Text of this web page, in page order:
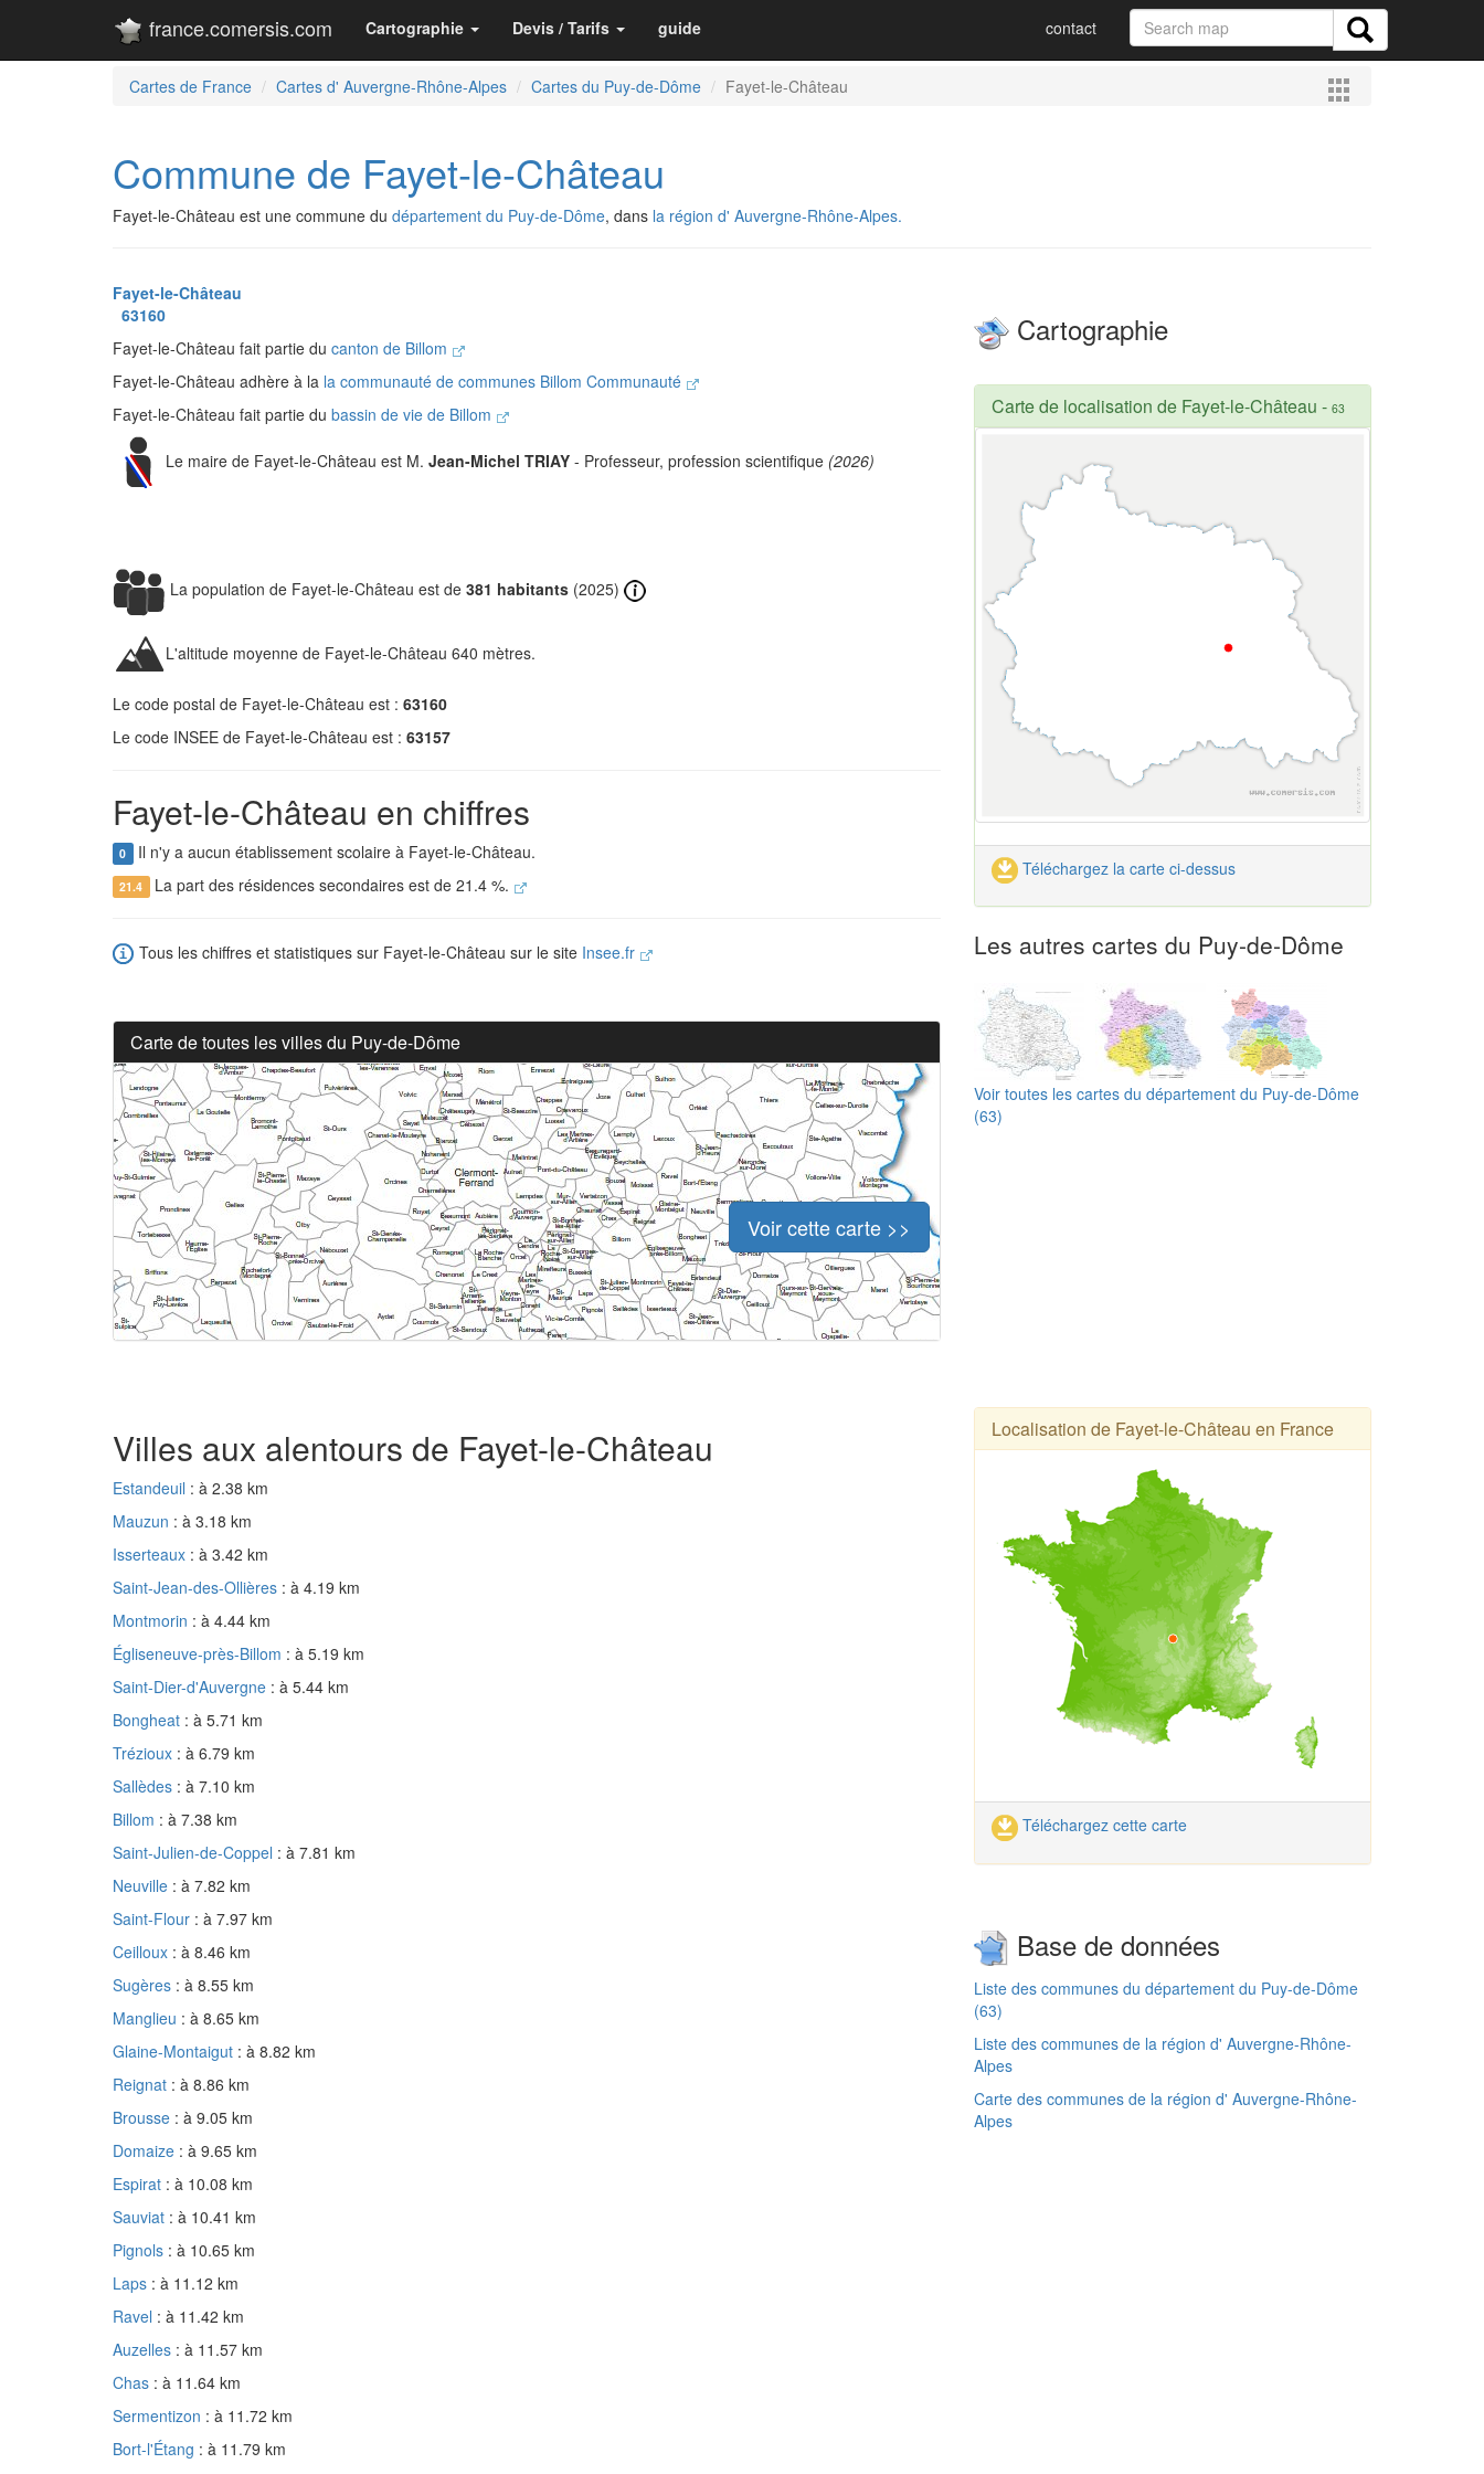
france.comersis.com Cartographie Devis / Tarifs guide contact
Cartes de France Cartes d' Auvergne-Rhône-Alpes Cartes du Puy-de-Dôme Fayet-le-Château
Commune de Fayet-le-Château
Fayet-le-Château est une commune du département du Puy-de-Dôme, dans la région d' Auvergne-Rhône-Alpes.
Fayet-le-Château
63160
Fayet-le-Château fait partie du canton de Billom
Fayet-le-Château adhère à la la communauté de communes Billom Communauté
Fayet-le-Château fait partie du bassin de vie de Billom
Le maire de Fayet-le-Château est M. Jean-Michel TRIAY - Professeur, profession scientifique (2026)
La population de Fayet-le-Château est de 381 habitants (2025)
L'altitude moyenne de Fayet-le-Château 640 mètres.
Le code postal de Fayet-le-Château est : 63160
Le code INSEE de Fayet-le-Château est : 63157
Fayet-le-Château en chiffres
0 Il n'y a aucun établissement scolaire à Fayet-le-Château.
21.4 La part des résidences secondaires est de 21.4 %.
Tous les chiffres et statistiques sur Fayet-le-Château sur le site Insee.fr
Carte de toutes les villes du Puy-de-Dôme
Voir cette carte >>
Cartographie
Carte de localisation de Fayet-le-Château - 63
Téléchargez la carte ci-dessus
Les autres cartes du Puy-de-Dôme
Voir toutes les cartes du département du Puy-de-Dôme
(63)
Villes aux alentours de Fayet-le-Château
Estandeuil : à 2.38 km
Mauzun : à 3.18 km
Isserteaux : à 3.42 km
Saint-Jean-des-Ollières : à 4.19 km
Montmorin : à 4.44 km
Égliseneuve-près-Billom : à 5.19 km
Saint-Dier-d'Auvergne : à 5.44 km
Bongheat : à 5.71 km
Trézioux : à 6.79 km
Sallèdes : à 7.10 km
Billom : à 7.38 km
Saint-Julien-de-Coppel : à 7.81 km
Neuville : à 7.82 km
Saint-Flour : à 7.97 km
Ceilloux : à 8.46 km
Sugères : à 8.55 km
Manglieu : à 8.65 km
Glaine-Montaigut : à 8.82 km
Reignat : à 8.86 km
Brousse : à 9.05 km
Domaize : à 9.65 km
Espirat : à 10.08 km
Sauviat : à 10.41 km
Pignols : à 10.65 km
Laps : à 11.12 km
Ravel : à 11.42 km
Auzelles : à 11.57 km
Chas : à 11.64 km
Sermentizon : à 11.72 km
Bort-l'Étang : à 11.79 km
Localisation de Fayet-le-Château en France
Téléchargez cette carte
Base de données
Liste des communes du département du Puy-de-Dôme
(63)
Liste des communes de la région d' Auvergne-Rhône-
Alpes
Carte des communes de la région d' Auvergne-Rhône-
Alpes